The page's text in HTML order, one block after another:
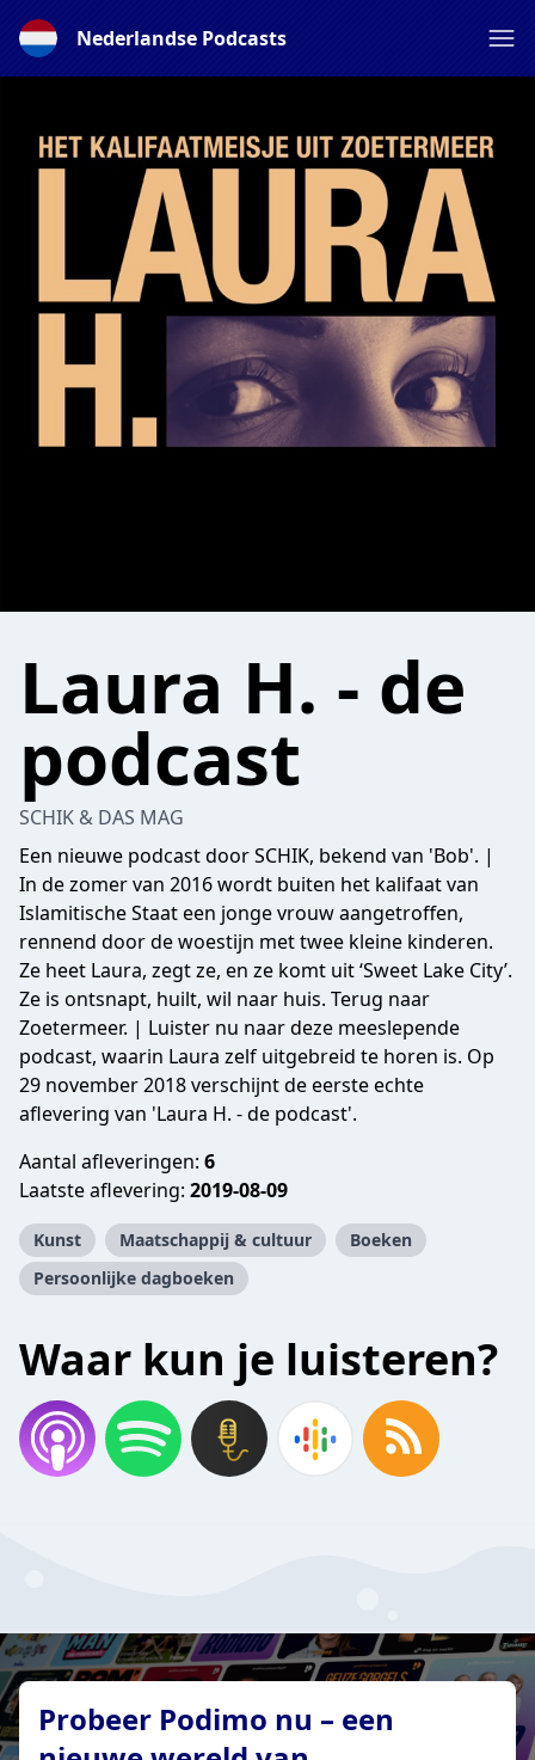
Nederlandse Podcasts
Laura H. - de
podcast
SCHIK & DAS MAG
Een nieuwe podcast door SCHIK, bekend van 'Bob'. |
In de zomer van 2016 wordt buiten het kalifaat van
Islamitische Staat een jonge vrouw aangetroffen,
rennend door de woestijn met twee kleine kinderen.
Ze heet Laura, zegt ze, en ze komt uit ‘Sweet Lake City’.
Ze is ontsnapt, huilt, wil naar huis. Terug naar
Zoetermeer. | Luister nu naar deze meeslepende
podcast, waarin Laura zelf uitgebreid te horen is. Op
29 november 2018 verschijnt de eerste echte
aflevering van 'Laura H. - de podcast'.
Aantal afleveringen: 6
Laatste aflevering: 2019-08-09
Kunst Maatschappij & cultuur
Boeken
Persoonlijke dagboeken
Waar kun je luisteren?
Probeer Podimo nu – een